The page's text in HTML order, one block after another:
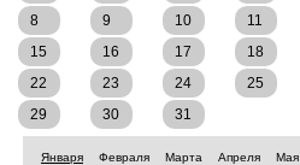
8
9 10 11
15
16 17 18
22
23 24 25
29
30 31
Января Февраля Марта Апреля Мая